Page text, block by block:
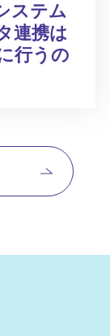
ステム
連携は
行うの